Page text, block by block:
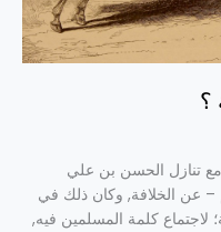
؟
مع تنازل الحسن بن علي
– عن الخلافة, وكان ذلك في
لاجتماع كلمة المسلمين فيه,